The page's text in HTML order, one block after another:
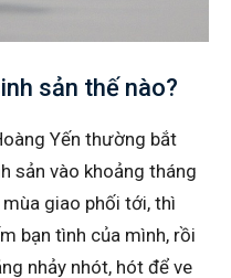
sản thế nào?
Yến thường bắt
sản vào khoảng tháng
giao phối tới, thì
bạn tình của mình, rồi
nhảy nhót, hót để ve